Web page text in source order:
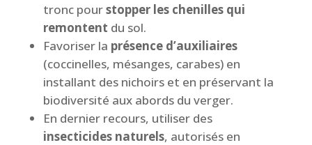
tronc pourstopper les chenilles qui
remontent du sol.
Favoriser la présence d’auxiliaires
(coccinelles, mésanges, carabes) en
installant des nichoirs et en préservant la
biodiversité aux abords du verger.
En dernier recours, utiliser des
insecticides naturels, autorisés en